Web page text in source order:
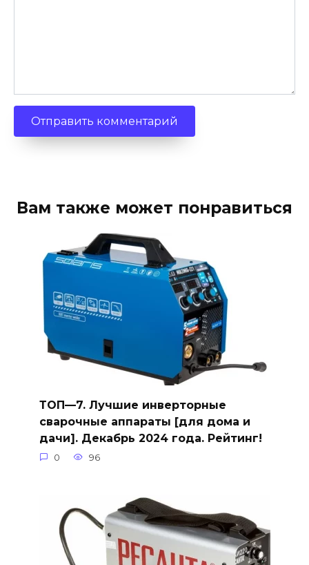
Вам также может понравиться
ТОП—7. Лучшие инверторные
сварочные аппараты [для дома и
дачи]. Декабрь 2024 года. Рейтинг!
0 96